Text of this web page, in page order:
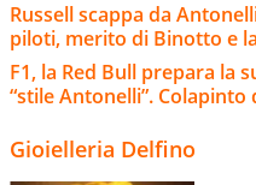
Russell scappa da
piloti, merito di Binotto e
F1, la Red Bull prepara la
“stile Antonelli”.
Gioielleria Delfino